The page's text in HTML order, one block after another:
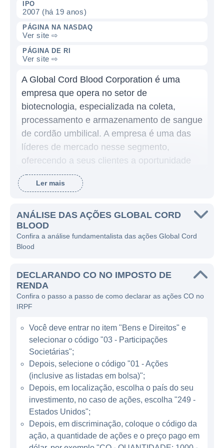
IPO
2007 (há 19 anos)
PÁGINA NA NASDAQ
Ver site ⇨
PÁGINA DE RI
Ver site ⇨
A Global Cord Blood Corporation é uma
empresa que opera no setor de
biotecnologia, especializada na coleta,
processamento e armazenamento de sangue
de cordão umbilical. A empresa é uma das
líderes de mercado nesse segmento,
oferecendo a seus clientes a oportunidade
de preservar células-tronco que podem ser
utilizadas em tratamentos médicos diversos,
genéticas. Com uma abordagem focada em
inovação e qualidade, a Global Cord Blood
busca estar na vanguarda das tecnologias
A empresa ganhou notoriedade significativa
no mercado, especialmente em países que
conscientes da importância do sangue do
cordão umbilical. A Global Cord Blood, com
sua expertise, atua em ambientes que
permitem a maximização do potencial de
aproveitamento das células-tronco, além de
manter um compromisso com o cumprimento
das normas regulatórias e práticas
recomendadas do setor.
Ler mais
ANÁLISE DAS AÇÕES GLOBAL CORD
BLOOD
Confira a análise fundamentalista das ações Global Cord
Blood
DECLARANDO CO NO IMPOSTO DE
RENDA
Confira o passo a passo de como declarar as ações CO no
IRPF
Você deve entrar no item "Bens e Direitos" e
selecionar o código "03 - Participações
Societárias";
Depois, selecione o código "01 - Ações
(inclusive as listadas em bolsa)";
Depois, em localização, escolha o país do seu
investimento, no caso de ações, escolha "249 -
Estados Unidos";
Depois, em discriminação, coloque o código da
ação, a quantidade de ações e o preço pago em